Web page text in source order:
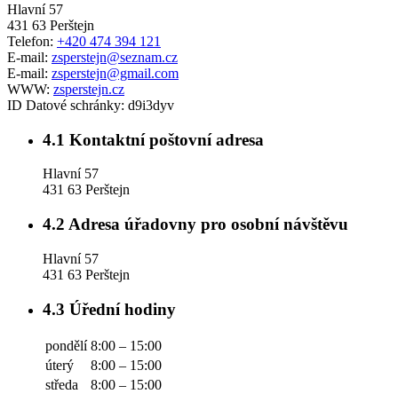
Hlavní 57
431 63 Perštejn
Telefon: +420 474 394 121
E-mail: zsperstejn@seznam.cz
E-mail: zsperstejn@gmail.com
WWW: zsperstejn.cz
ID Datové schránky: d9i3dyv
4.1 Kontaktní poštovní adresa
Hlavní 57
431 63 Perštejn
4.2 Adresa úřadovny pro osobní návštěvu
Hlavní 57
431 63 Perštejn
4.3 Úřední hodiny
pondělí 8:00 – 15:00
úterý
8:00 – 15:00
středa
8:00 – 15:00